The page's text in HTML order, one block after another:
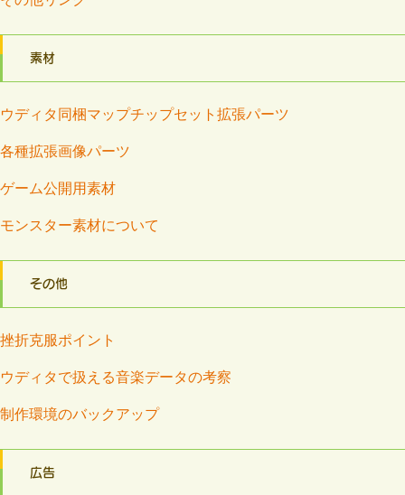
素材
ウディタ同梱マップチップセット拡張パーツ
各種拡張画像パーツ
ゲーム公開用素材
モンスター素材について
その他
挫折克服ポイント
ウディタで扱える音楽データの考察
制作環境のバックアップ
広告